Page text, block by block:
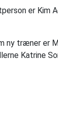
er Kim
ny træner er
Katrine